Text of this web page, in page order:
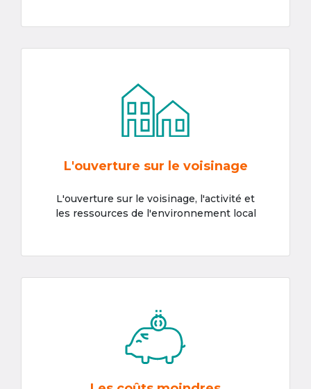
L'ouverture sur le voisinage
L'ouverture sur le voisinage, l'activité et
les ressources de l'environnement local